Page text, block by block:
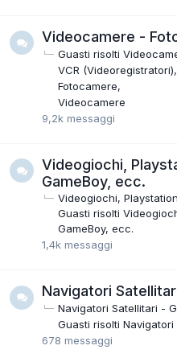
Videocamere -
Guasti risolti
VCR (Videoregistratori)
Fotocamere
Videocamere
9,2k messaggi
Videogiochi,
GameBoy, ecc.
Videogiochi,
Guasti risolti
GameBoy, ecc.
1,4k messaggi
Navigatori
Navigatori Satellitari -
Guasti risolti Navigatori
678 messaggi